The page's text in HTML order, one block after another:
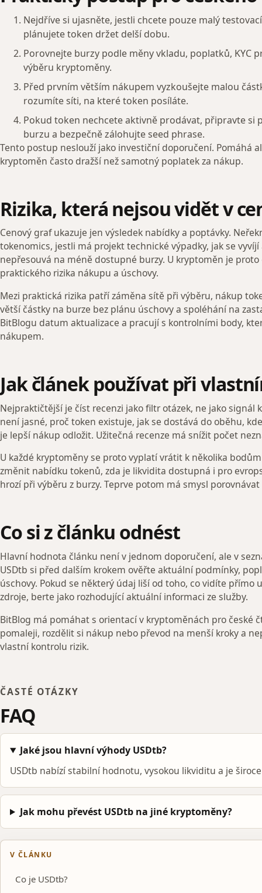
Nejdříve si ujasněte, jestli chcete pouze malý
plánujete token držet delší dobu.
Porovnejte burzy podle měny vkladu, poplatků, KYC
výběru kryptoměny.
Před prvním větším nákupem vyzkoušejte malou
rozumíte síti, na které token posíláte.
Pokud token nechcete aktivně prodávat, připravte si
burzu a bezpečně zálohujte seed phrase.
Tento postup neslouží jako investiční doporučení. Pomáhá
kryptoměn často dražší než samotný poplatek za nákup.
Rizika, která nejsou vidět v
Cenový graf ukazuje jen výsledek nabídky a poptávky.
tokenomics, jestli má projekt technické výpadky, jak se
nepřesouvá na méně dostupné burzy. U kryptoměn je
praktického rizika nákupu a úschovy.
Mezi praktická rizika patří záměna sítě při výběru, nákup
větší částky na burze bez plánu úschovy a spoléhání na
BitBlogu datum aktualizace a pracují s kontrolními body,
nákupem.
Jak článek používat při
Nejpraktičtější je číst recenzi jako filtr otázek, ne jako signál
není jasné, proč token existuje, jak se dostává do oběhu,
je lepší nákup odložit. Užitečná recenze má snížit počet
U každé kryptoměny se proto vyplatí vrátit k několika
změnit nabídku tokenů, zda je likvidita dostupná i pro
hrozí při výběru z burzy. Teprve potom má smysl
Co si z článku odnést
Hlavní hodnota článku není v jednom doporučení, ale v
USDtb si před dalším krokem ověřte aktuální podmínky,
úschovy. Pokud se některý údaj liší od toho, co vidíte přímo
zdroje, berte jako rozhodující aktuální informaci ze služby.
BitBlog má pomáhat s orientací v kryptoměnách pro české
pomaleji, rozdělit si nákup nebo převod na menší kroky a
vlastní kontrolu rizik.
ČASTÉ OTÁZKY
FAQ
Jaké jsou hlavní výhody USDtb?
USDtb nabízí stabilní hodnotu, vysokou likviditu a je
Jak mohu převést USDtb na jiné kryptoměny?
V ČLÁNKU
Co je USDtb?